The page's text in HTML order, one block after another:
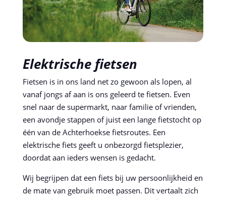
Elektrische fietsen
Fietsen is in ons land net zo gewoon als lopen, al
vanaf jongs af aan is ons geleerd te fietsen. Even
snel naar de supermarkt, naar familie of vrienden,
een avondje stappen of juist een lange fietstocht op
één van de Achterhoekse fietsroutes. Een
elektrische fiets geeft u onbezorgd fietsplezier,
doordat aan ieders wensen is gedacht.
Wij begrijpen dat een fiets bij uw persoonlijkheid en
de mate van gebruik moet passen. Dit vertaalt zich